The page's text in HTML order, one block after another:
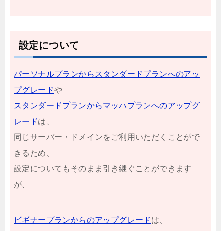
設定について
パーソナルプランからスタンダードプランへのアッ
プグレードや
スタンダードプランからマッハプランへのアップグ
レードは、
同じサーバー・ドメインをご利用いただくことがで
きるため、
設定についてもそのまま引き継ぐことができます
が、
ビギナープランからのアップグレード は、